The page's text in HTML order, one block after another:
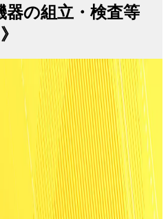
の組立・検査等